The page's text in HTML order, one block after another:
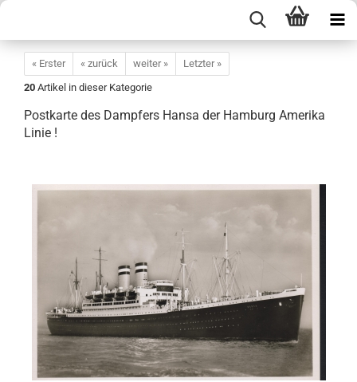
« Erster « zurück weiter »
Letzter »
20 Artikel in dieser Kategorie
Postkarte des Dampfers Hansa der Hamburg Amerika
Linie !